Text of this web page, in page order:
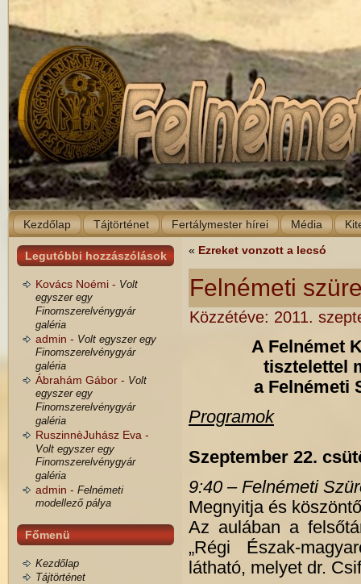
Kezdőlap Tájtörténet Fertálymester hírei Média
Legutóbbi hozzászólások
Kovács Noémi - Volt
egyszer egy
Finomszerelvénygyár
galéria
admin - Volt egyszer egy
Finomszerelvénygyár
galéria
Ábrahám Gábor - Volt
egyszer egy
Finomszerelvénygyár
galéria
RuszinnèJuhász Eva -
Volt egyszer egy
Finomszerelvénygyár
galéria
admin - Felnémeti
modellező pálya
Főmenü
Kezdőlap
Tájtörténet
« Ezreket vonzott a lecsó
Felnémeti
Közzétéve: 2011.
A Felnémet
tisztelettel
a Felnémeti
Programok
Szeptember 22.
9:40 – Felnémeti
Megnyitja és
Az aulában a
„Régi Észak-
látható, melyet dr.